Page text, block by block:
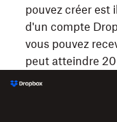
pouvez créer est
d'un compte
vous pouvez
peut atteindre 20
Dropbox